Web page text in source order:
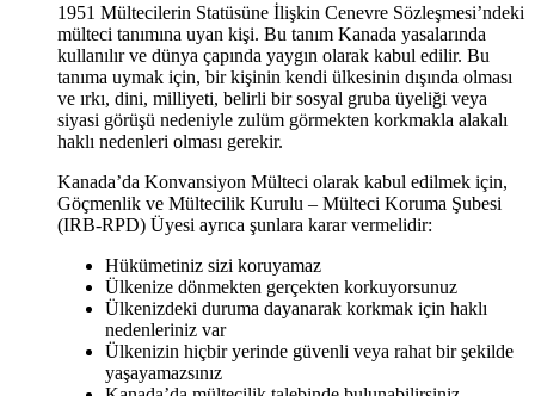
1951 Mültecilerin Statüsüne İlişkin Cenevre Sözleşmesi’ndeki
mülteci tanımına uyan kişi. Bu tanım Kanada yasalarında
kullanılır ve dünya çapında yaygın olarak kabul edilir. Bu
tanıma uymak için, bir kişinin kendi ülkesinin dışında olması
ve ırkı, dini, milliyeti, belirli bir sosyal gruba üyeliği veya
siyasi görüşü nedeniyle zulüm görmekten korkmakla alakalı
haklı nedenleri olması gerekir.
Kanada’da Konvansiyon Mülteci olarak kabul edilmek için,
Göçmenlik ve Mültecilik Kurulu – Mülteci Koruma Şubesi
(IRB-RPD) Üyesi ayrıca şunlara karar vermelidir:
Hükümetiniz sizi koruyamaz
Ülkenize dönmekten gerçekten korkuyorsunuz
Ülkenizdeki duruma dayanarak korkmak için haklı
nedenleriniz var
Ülkenizin hiçbir yerinde güvenli veya rahat bir şekilde
yaşayamazsınız